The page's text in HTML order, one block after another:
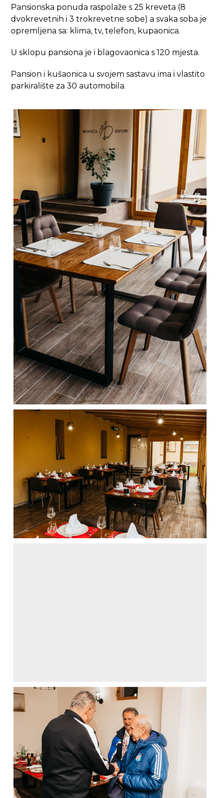
Pansionska ponuda raspolaže s 25 kreveta (8
dvokrevetnih i 3 trokrevetne sobe) a svaka soba je
opremljena sa: klima, tv, telefon, kupaonica.
U sklopu pansiona je i blagovaonica s 120 mjesta.
Pansion i kušaonica u svojem sastavu ima i vlastito
parkiralište za 30 automobila.